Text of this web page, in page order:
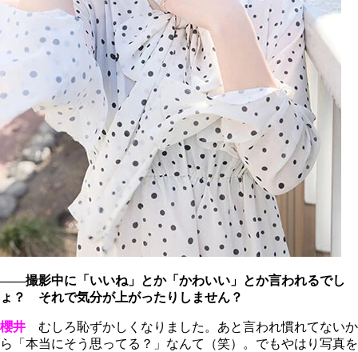
――撮影中に「いいね」とか「かわいい」とか言われるでし
ょ？ それで気分が上がったりしません？
櫻井 むしろ恥ずかしくなりました。あと言われ慣れてないか
ら「本当にそう思ってる？」なんて（笑）。でもやはり写真を